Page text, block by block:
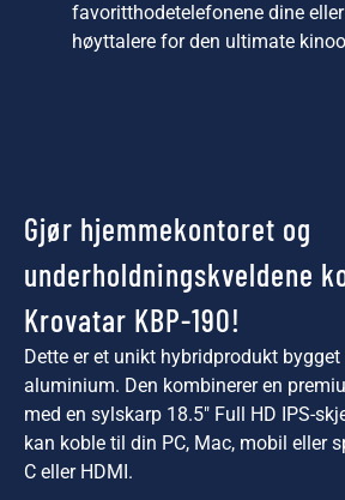
favoritthodetelefonene dine
høyttalere for den ultimate
Gjør hjemmekontoret og
underholdningskveldene
Krovatar KBP-190!
Dette er et unikt hybridprodukt
aluminium. Den kombinerer en
med en sylskarp 18.5″ Full HD IPS-
kan koble til din PC, Mac, mobil eller
C eller HDMI.